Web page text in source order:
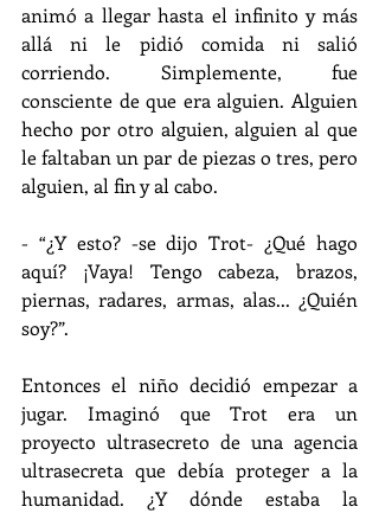
animó a llegar hasta el infinito y más
allá ni le pidió comida ni salió
corriendo. Simplemente, fue
consciente de que era alguien. Alguien
hecho por otro alguien, alguien al que
le faltaban un par de piezas o tres, pero
alguien, al fin y al cabo.
- “¿Y esto? -se dijo Trot- ¿Qué hago
aquí? ¡Vaya! Tengo cabeza, brazos,
piernas, radares, armas, alas... ¿Quién
soy?”.
Entonces el niño decidió empezar a
jugar. Imaginó que Trot era un
proyecto ultrasecreto de una agencia
ultrasecreta que debía proteger a la
humanidad. ¿Y dónde estaba la